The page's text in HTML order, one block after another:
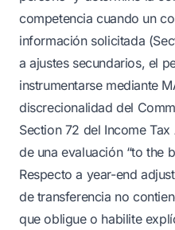
competencia cuando un
información solicitada
a ajustes secundarios, el
instrumentarse mediante
discrecionalidad del
Section 72 del Income
de una evaluación “to the
Respecto a year-end
de transferencia no
que obligue o habilite